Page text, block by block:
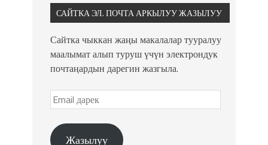
САЙТКА ЭЛ. ПОЧТА АРКЫЛУУ ЖАЗЫЛУУ
Сайтка чыккан жаңы макалалар тууралуу
маалымат алып туруш үчүн электрондук
почтаңардын дарегин жазгыла.
Жазылуу